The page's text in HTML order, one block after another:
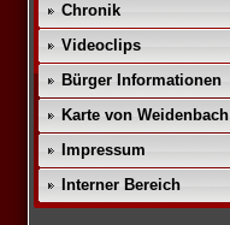
Chronik
Videoclips
Bürger Informationen
Karte von Weidenbach
Impressum
Interner Bereich